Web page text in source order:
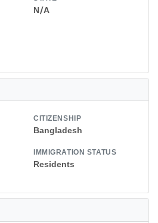
N/A
CITIZENSHIP
Bangladesh
IMMIGRATION STATUS
Residents